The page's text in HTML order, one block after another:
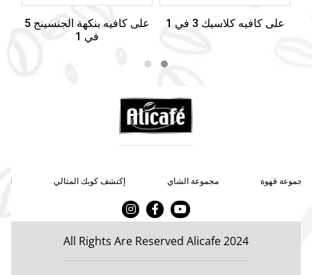
على كافيه كلاسيك 3 في 1
على كافيه بنكهة الجنسينج 5
في 1
مجموعة قهوة مجموعة الشاي إكتشف كوبك المثالي
All Rights Are Reserved Alicafe 2024